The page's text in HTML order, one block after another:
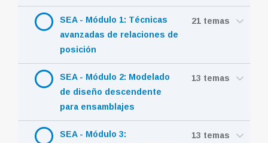
SEA - Módulo 1: Técnicas
avanzadas de relaciones de
posición
21 temas
SEA - Módulo 2: Modelado
de diseño descendente
para ensamblajes
13 temas
SEA - Módulo 3:
13 temas